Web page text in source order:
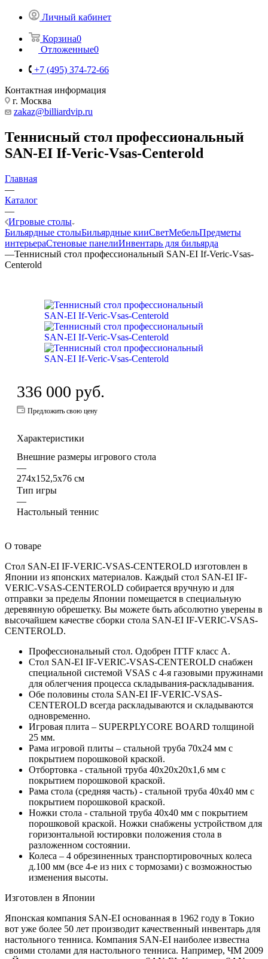
Личный кабинет
Корзина0
Отложенные0
+7 (495) 374-72-66
Контактная информация
г. Москва
zakaz@billiardvip.ru
Теннисный стол профессиональный
SAN-EI If-Veric-Vsas-Centerold
Главная
—
Каталог
—
Игровые столы
Бильярдные столыБильярдные кииСветМебельПредметы
интерьераСтеновые панелиИнвентарь для бильярда
—Теннисный стол профессиональный SAN-EI If-Veric-Vsas-
Centerold
336 000 руб.
Предложить свою цену
Характеристики
Внешние размеры игрового стола
—
274х152,5х76 см
Тип игры
—
Настольный теннис
О товаре
Стол SAN-EI IF-VERIC-VSAS-CENTEROLD изготовлен в
Японии из японских материалов. Каждый стол SAN-EI IF-
VERIC-VSAS-CENTEROLD собирается вручную и для
отправки за пределы Японии помещается в специальную
деревянную обрешетку. Вы можете быть абсолютно уверены в
высочайшем качестве сборки стола SAN-EI IF-VERIC-VSAS-
CENTEROLD.
Профессиональный стол. Одобрен ITTF класс А.
Стол SAN-EI IF-VERIC-VSAS-CENTEROLD снабжен
специальной системой VSAS с 4-я газовыми пружинами
для облегчения процесса складывания-раскладывания.
Обе половины стола SAN-EI IF-VERIC-VSAS-
CENTEROLD всегда раскладываются и складываются
одновременно.
Игровая плита – SUPERPLYCORE BOARD толщиной
25 мм.
Рама игровой плиты – стальной труба 70х24 мм с
покрытием порошковой краской.
Отбортовка - стальной труба 40x20x20x1,6 мм с
покрытием порошковой краской.
Рама стола (средняя часть) - стальной труба 40х40 мм с
покрытием порошковой краской.
Ножки стола - стальной труба 40х40 мм с покрытием
порошковой краской. Ножки снабжены устройством для
горизонтальной юстировки положения стола в
разложенном состоянии.
Колеса – 4 обрезиненных транспортировочных колеса
д.100 мм (все 4-е из них с тормозами) с возможностью
изменения высоты.
Изготовлен в Японии
Японская компания SAN-EI основанная в 1962 году в Токио
вот уже более 50 лет производит качественный инвентарь для
настольного тенниса. Компания SAN-EI наиболее известна
своими столами для настольного тенниса. Например, ЧМ 2009